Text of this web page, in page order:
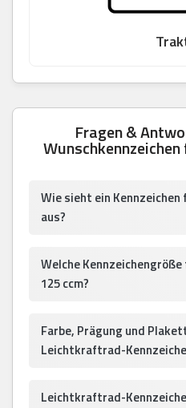
Fragen &
Wie sieht ein
aus?
Welche
125 ccm?
Farbe, Prägung und
Leichtkraftrad-
Leichtkraftrad-